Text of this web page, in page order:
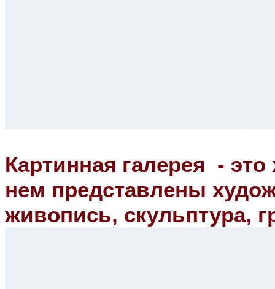
Картинная галерея -
нем представлены
живопись, скульптура,